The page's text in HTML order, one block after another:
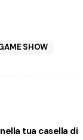
SHOW
tua casella di